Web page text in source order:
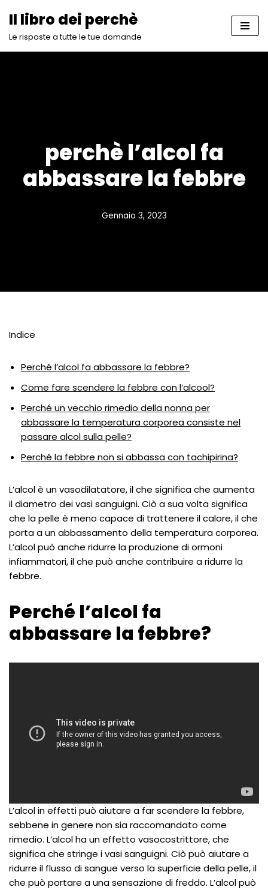
Vai
Il libro dei perchè
Le risposte a tutte le tue domande
perchè l’alcol fa
abbassare la febbre
Gennaio 3, 2023
Indice
Perché l’alcol fa abbassare la febbre?
Come fare scendere la febbre con l’alcool?
Perché un vecchio rimedio della nonna per
abbassare la temperatura corporea consiste nel
passare alcol sulla pelle?
Perché la febbre non si abbassa con tachipirina?
L’alcol è un vasodilatatore, il che significa che aumenta
il diametro dei vasi sanguigni. Ciò a sua volta significa
che la pelle è meno capace di trattenere il calore, il che
porta a un abbassamento della temperatura corporea.
L’alcol può anche ridurre la produzione di ormoni
infiammatori, il che può anche contribuire a ridurre la
febbre.
Perché l’alcol fa
abbassare la febbre?
L’alcol in effetti può aiutare a far scendere la febbre,
sebbene in genere non sia raccomandato come
rimedio. L’alcol ha un effetto vasocostrittore, che
significa che stringe i vasi sanguigni. Ciò può aiutare a
ridurre il flusso di sangue verso la superficie della pelle, il
che può portare a una sensazione di freddo. L’alcol può